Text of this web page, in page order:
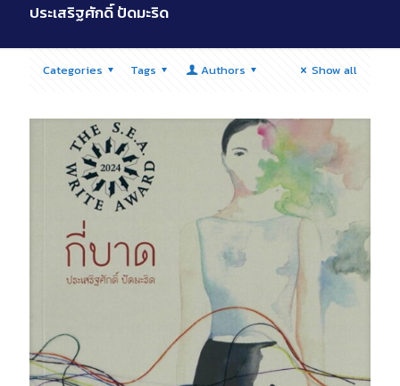
ประเสริฐศักดิ์ ปัดมะริด
Categories Tags Authors Show all